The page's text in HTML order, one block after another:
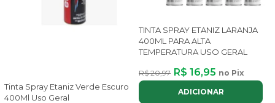
Tinta Spray Etaniz Verde Escuro
400Ml Uso Geral
TINTA SPRAY ETANIZ LARANJA
400ML PARA ALTA
TEMPERATURA USO GERAL
R$ 20,97 R$ 16,95 no Pix
ADICIONAR